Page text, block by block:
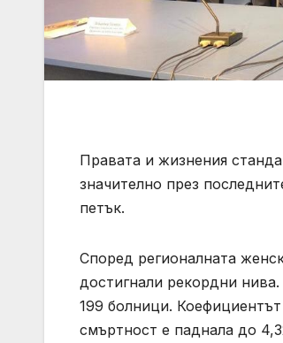
Правата и жизнения
значително през
петък.
Според регионалната
достигнали рекордни
199 болници.
смъртност е паднала до